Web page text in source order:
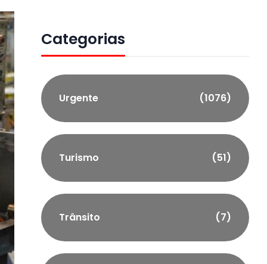
Categorias
Urgente (1076)
Turismo (51)
Trânsito (7)